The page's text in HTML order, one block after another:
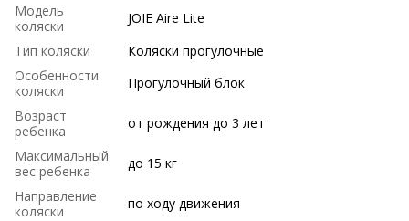
Модель
коляски
JOIE Aire Lite
Тип коляски
Коляски прогулочные
Особенности
коляски
Прогулочный блок
Возраст
ребенка
от рождения до 3 лет
Максимальный
вес ребенка
до 15 кг
Направление
коляски
по ходу движения